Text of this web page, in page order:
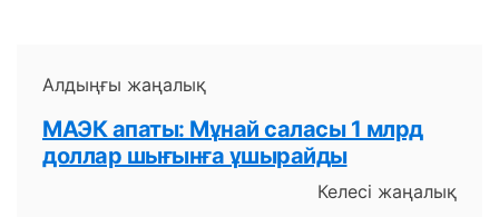
Алдыңғы жаңалық
МАЭК апаты: Мұнай саласы 1 млрд
доллар шығынға ұшырайды
Келесі жаңалық